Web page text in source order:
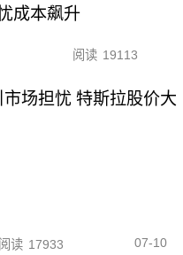
成本飙升
阅读 19113
场担忧 特斯拉股价大
阅读 17933 07-10